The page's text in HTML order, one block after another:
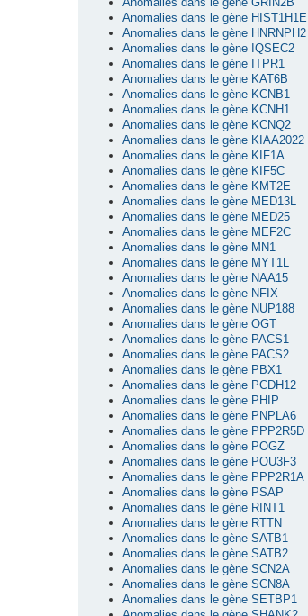
Anomalies dans le gène HIST1H1E
Anomalies dans le gène HNRNPH2
Anomalies dans le gène IQSEC2
Anomalies dans le gène ITPR1
Anomalies dans le gène KAT6B
Anomalies dans le gène KCNB1
Anomalies dans le gène KCNH1
Anomalies dans le gène KCNQ2
Anomalies dans le gène KIAA2022
Anomalies dans le gène KIF1A
Anomalies dans le gène KIF5C
Anomalies dans le gène KMT2E
Anomalies dans le gène MED13L
Anomalies dans le gène MED25
Anomalies dans le gène MEF2C
Anomalies dans le gène MN1
Anomalies dans le gène MYT1L
Anomalies dans le gène NAA15
Anomalies dans le gène NFIX
Anomalies dans le gène NUP188
Anomalies dans le gène OGT
Anomalies dans le gène PACS1
Anomalies dans le gène PACS2
Anomalies dans le gène PBX1
Anomalies dans le gène PCDH12
Anomalies dans le gène PHIP
Anomalies dans le gène PNPLA6
Anomalies dans le gène PPP2R5D
Anomalies dans le gène POGZ
Anomalies dans le gène POU3F3
Anomalies dans le gène PPP2R1A
Anomalies dans le gène PSAP
Anomalies dans le gène RINT1
Anomalies dans le gène RTTN
Anomalies dans le gène SATB1
Anomalies dans le gène SATB2
Anomalies dans le gène SCN2A
Anomalies dans le gène SCN8A
Anomalies dans le gène SETBP1